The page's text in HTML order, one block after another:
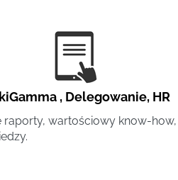
, Delegowanie, HR
raporty, wartościowy know-how,